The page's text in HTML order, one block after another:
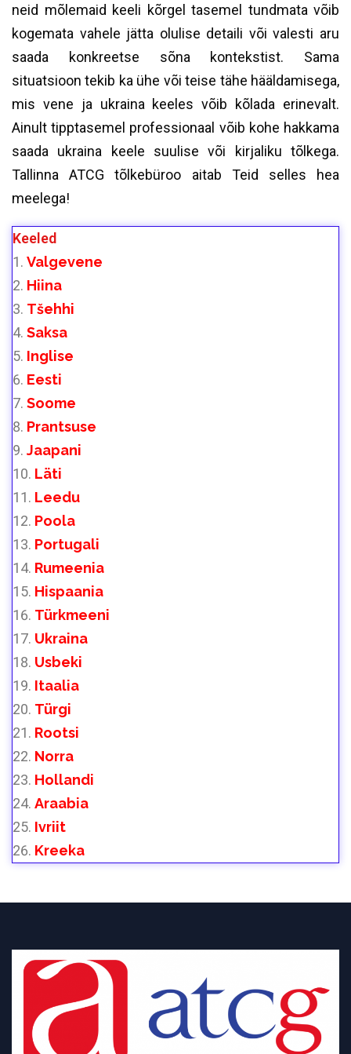
neid mõlemaid keeli kõrgel tasemel tundmata võib
kogemata vahele jätta olulise detaili või valesti aru
saada konkreetse sõna kontekstist. Sama
situatsioon tekib ka ühe või teise tähe hääldamisega,
mis vene ja ukraina keeles võib kõlada erinevalt.
Ainult tipptasemel professionaal võib kohe hakkama
saada ukraina keele suulise või kirjaliku tõlkega.
Tallinna ATCG tõlkebüroo aitab Teid selles hea
meelega!
Keeled
Valgevene
Hiina
Tšehhi
Saksa
Inglise
Eesti
Soome
Prantsuse
Jaapani
Läti
Leedu
Poola
Portugali
Rumeenia
Hispaania
Türkmeeni
Ukraina
Usbeki
Itaalia
Türgi
Rootsi
Norra
Hollandi
Araabia
Ivriit
Kreeka